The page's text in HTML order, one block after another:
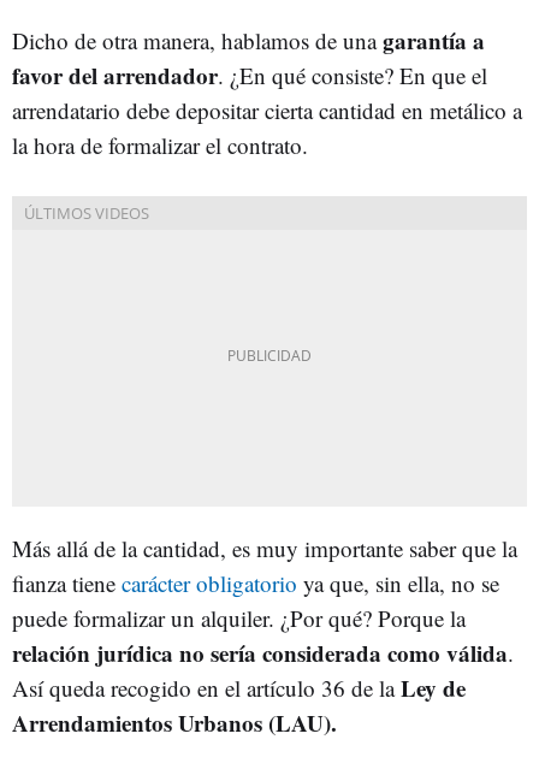
Dicho de otra manera, hablamos de unagarantía a
favor del arrendador. ¿En qué consiste? En que el
arrendatario debe depositar cierta cantidad en metálico a
la hora de formalizar el contrato.
Más allá de la cantidad, es muy importante saber que la
fianza tiene carácter obligatorio ya que, sin ella, no se
puede formalizar un alquiler. ¿Por qué? Porque la
relación jurídica no sería considerada como válida.
Así queda recogido en el artículo 36 de laLey de
Arrendamientos Urbanos (LAU).